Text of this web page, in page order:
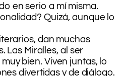
en serio a mí misma.
Quizá, aunque lo
dan muchas
Las Miralles, al ser
bien. Viven juntas, lo
divertidas y de diálogo.